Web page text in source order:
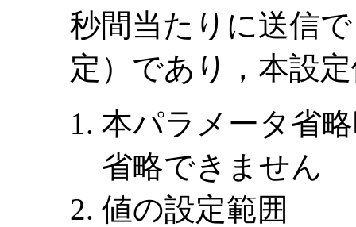
秒間当たりに送信
定）であり，本設
本パラメータ省
省略できません
値の設定範囲